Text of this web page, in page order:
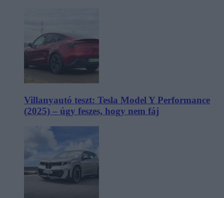
Villanyautó teszt: Tesla Model Y Performance
(2025) – úgy feszes, hogy nem fáj